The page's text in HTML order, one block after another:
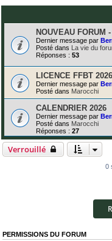
NOUVEAU FORUM
Dernier message par
Posté dans La vie du
Réponses : 53
LICENCE FFBT 2026
Dernier message par
Posté dans Marocchi
CALENDRIER 2026
Dernier message par
Posté dans Marocchi
Réponses : 27
Verrouillé
0
PERMISSIONS DU FORUM